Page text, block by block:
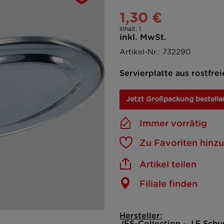
1,30 €
Inhalt: 1
inkl. MwSt.
Artikel-Nr.: 732290
Servierplatte aus
Jetzt Großpackung
Immer vorrätig
Zu Favoriten
Artikel teilen
Filiale finden
Hersteller: